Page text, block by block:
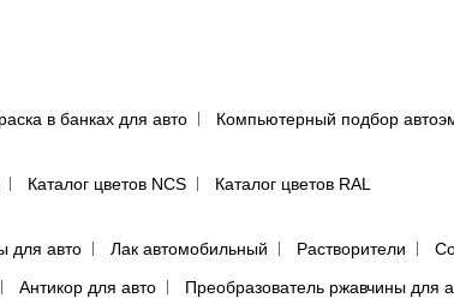
в банках для авто Компьютерный подбор
Каталог цветов NCS
Каталог цветов RAL
для авто Лак автомобильный Растворители
Антикор для авто Преобразователь ржавчины для